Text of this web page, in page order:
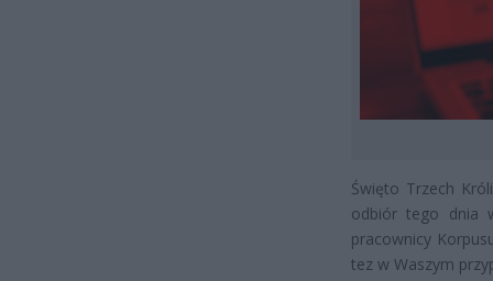
Święto Trzech
odbiór tego dnia
pracownicy
tez w Waszym